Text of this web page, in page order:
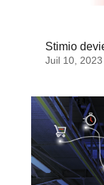
Stimio
Juil 10, 2023